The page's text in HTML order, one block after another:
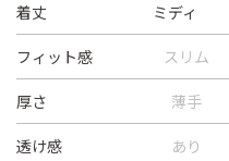
着丈 ミディ
フィット感 スリム
厚さ 薄手
透け感 あり